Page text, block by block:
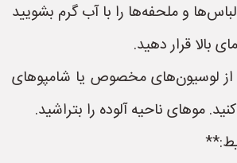
و ملحفه‌ها را با آب گرم بشویید
بالا قرار دهید.
لوسیون‌های مخصوص یا شامپوهای
موهای ناحیه آلوده را بتراشید.